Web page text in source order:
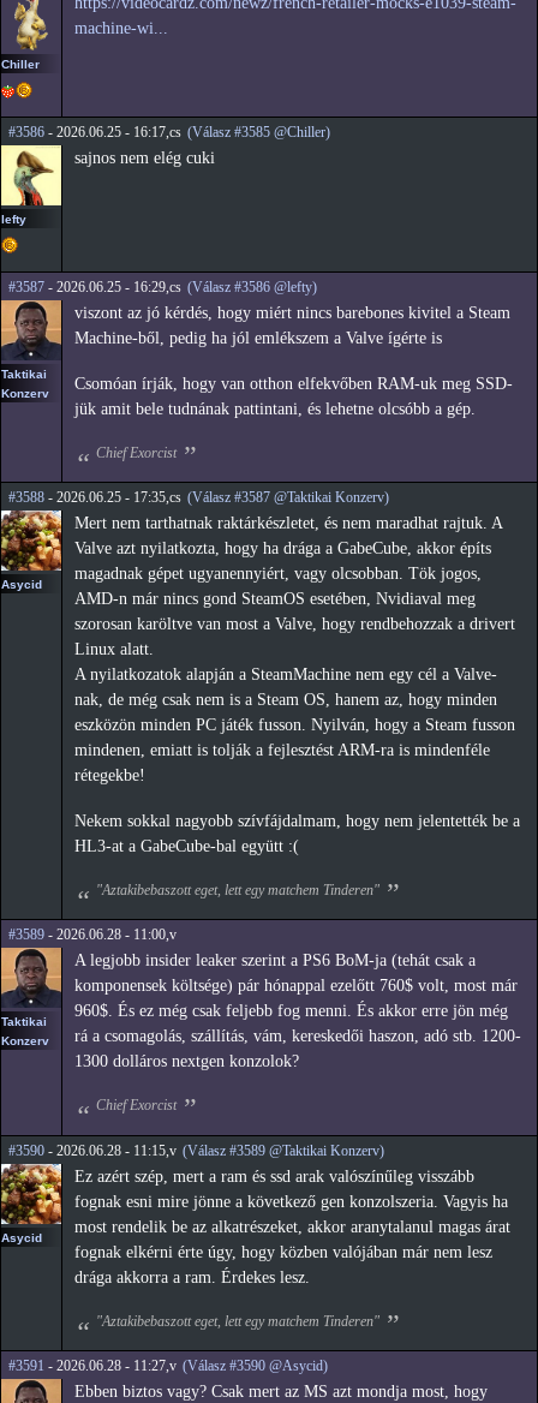
Chiller
machine-wi...
#3586 - 2026.06.25 - 16:17,cs (Válasz #3585 @Chiller)
lefty
sajnos nem elég cuki
#3587 - 2026.06.25 - 16:29,cs (Válasz #3586 @lefty)
Taktikai
Konzerv
viszont az jó kérdés, hogy miért nincs barebones kivitel a Steam
Machine-ből, pedig ha jól emlékszem a Valve ígérte is
Csomóan írják, hogy van otthon elfekvőben RAM-uk meg SSD-
jük amit bele tudnának pattintani, és lehetne olcsóbb a gép.
Chief Exorcist
#3588 - 2026.06.25 - 17:35,cs (Válasz #3587 @Taktikai Konzerv)
Asycid
Mert nem tarthatnak raktárkészletet, és nem maradhat rajtuk. A
Valve azt nyilatkozta, hogy ha drága a GabeCube, akkor építs
magadnak gépet ugyanennyiért, vagy olcsobban. Tök jogos,
AMD-n már nincs gond SteamOS esetében, Nvidiaval meg
szorosan karöltve van most a Valve, hogy rendbehozzak a drivert
Linux alatt.
A nyilatkozatok alapján a SteamMachine nem egy cél a Valve-
nak, de még csak nem is a Steam OS, hanem az, hogy minden
eszközön minden PC játék fusson. Nyilván, hogy a Steam fusson
mindenen, emiatt is tolják a fejlesztést ARM-ra is mindenféle
rétegekbe!
Nekem sokkal nagyobb szívfájdalmam, hogy nem jelentették be a
HL3-at a GabeCube-bal együtt :(
"Aztakibebaszott eget, lett egy matchem Tinderen"
#3589 - 2026.06.28 - 11:00,v
Taktikai
Konzerv
A legjobb insider leaker szerint a PS6 BoM-ja (tehát csak a
komponensek költsége) pár hónappal ezelőtt 760$ volt, most már
960$. És ez még csak feljebb fog menni. És akkor erre jön még
rá a csomagolás, szállítás, vám, kereskedői haszon, adó stb. 1200-
1300 dolláros nextgen konzolok?
Chief Exorcist
#3590 - 2026.06.28 - 11:15,v (Válasz #3589 @Taktikai Konzerv)
Asycid
Ez azért szép, mert a ram és ssd arak valószínűleg visszább
fognak esni mire jönne a következő gen konzolszeria. Vagyis ha
most rendelik be az alkatrészeket, akkor aranytalanul magas árat
fognak elkérni érte úgy, hogy közben valójában már nem lesz
drága akkorra a ram. Érdekes lesz.
"Aztakibebaszott eget, lett egy matchem Tinderen"
#3591 - 2026.06.28 - 11:27,v (Válasz #3590 @Asycid)
Ebben biztos vagy? Csak mert az MS azt mondja most, hogy